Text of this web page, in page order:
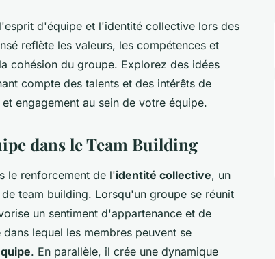
d'équipe et l'identité collective lors des
reflète les valeurs, les compétences et
cohésion du groupe. Explorez des idées
compte des talents et des intérêts de
engagement au sein de votre équipe.
dans le Team Building
le renforcement de l'identité collective, un
team building. Lorsqu'un groupe se réunit
un sentiment d'appartenance et de
lequel les membres peuvent se
. En parallèle, il crée une dynamique